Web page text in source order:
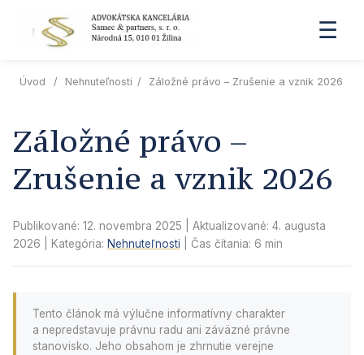
☰
Úvod / Nehnuteľnosti / Záložné právo – Zrušenie a vznik 2026
Záložné právo –
Zrušenie a vznik 2026
Publikované: 12. novembra 2025 | Aktualizované: 4. augusta
2026
| Kategória: Nehnuteľnosti | Čas čítania: 6 min
Tento článok má výlučne informatívny charakter
a nepredstavuje právnu radu ani záväzné právne
stanovisko. Jeho obsahom je zhrnutie verejne